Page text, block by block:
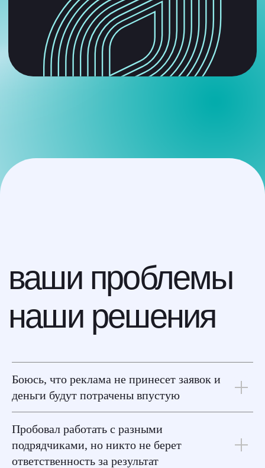
Боюсь, что реклама не принесет заявок и
деньги будут потрачены впустую
Пробовал работать с разными
подрядчиками, но никто не берет
ответственность за результат